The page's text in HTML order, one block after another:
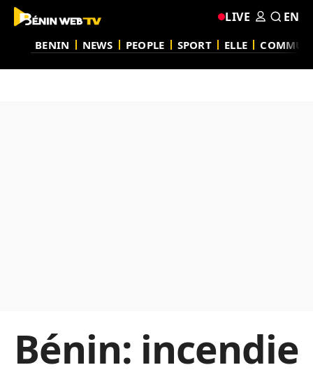
BENIN NEWS PEOPLE SPORT ELLE
LIVE EN
Bénin: incendie